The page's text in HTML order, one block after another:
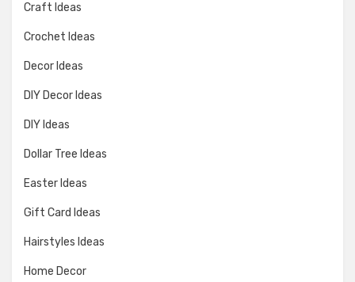
Craft Ideas
Crochet Ideas
Decor Ideas
DIY Decor Ideas
DIY Ideas
Dollar Tree Ideas
Easter Ideas
Gift Card Ideas
Hairstyles Ideas
Home Decor